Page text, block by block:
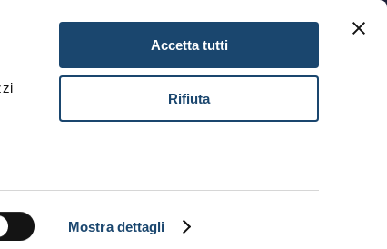
Mostra dettagli
Accetta tutti
Rifiuta
NEWSLETTER GIFT CARD
PRENOTA